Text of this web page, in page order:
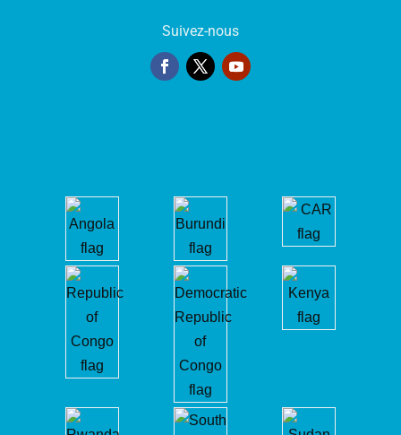
Suivez-nous